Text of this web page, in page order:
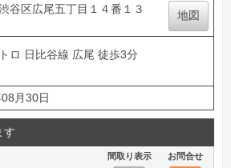
谷区広尾五丁目１４番１３
地図
ロ 日比谷線 広尾 徒歩3分
月30日
す
間取り表示 お問合せ